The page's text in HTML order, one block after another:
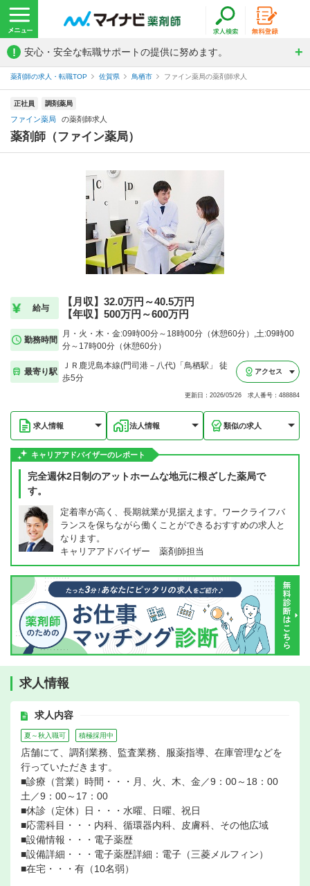
! 安心・安全な転職サポートの提供に努めます。
薬剤師の求人・転職TOP 佐賀県 鳥栖市 ファイン薬局の薬剤師求人
正社員 調剤薬局
ファイン薬局 の薬剤師求人
薬剤師（ファイン薬局）
給与
【月収】32.0万円～40.5万円
【年収】500万円～600万円
勤務時間
月・火・木・金:09時00分～18時00分（休憩60分）,土:09時00
分～17時00分（休憩60分）
最寄り駅
ＪＲ鹿児島本線(門司港－八代)「鳥栖駅」 徒
歩5分
アクセス
更新日：2026/05/26 求人番号：488884
求人情報 法人情報 類似の求人
キャリアアドバイザーのレポート
完全週休2日制のアットホームな地元に根ざした薬局で
す。
定着率が高く、長期就業が見据えます。ワークライフバ
ランスを保ちながら働くことができるおすすめの求人と
なります。
キャリアアドバイザー 薬剤師担当
求人情報
求人内容
夏～秋入職可 積極採用中
店舗にて、調剤業務、監査業務、服薬指導、在庫管理などを
行っていただきます。
■診療（営業）時間・・・月、火、木、金／9：00～18：00
土／9：00～17：00
■休診（定休）日・・・水曜、日曜、祝日
■応需科目・・・内科、循環器内科、皮膚科、その他広域
■設備情報・・・電子薬歴
■設備詳細・・・電子薬歴詳細：電子（三菱メルフィン）
■在宅・・・有（10名弱）